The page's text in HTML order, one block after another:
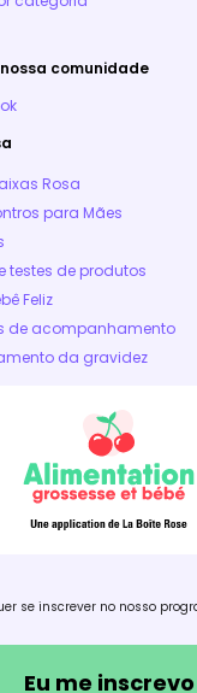
comunidade
Rosa
para Mães
testes de produtos
Feliz
de acompanhamento
da gravidez
se inscrever no nosso
Eu me inscrevo